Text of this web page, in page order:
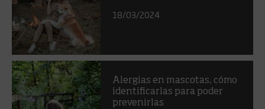
18/03/2024
Alergias en mascotas, cómo
identificarlas para poder
prevenirlas